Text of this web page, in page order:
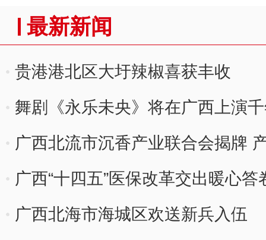
最新新闻
贵港港北区大圩辣椒喜获丰收
舞剧《永乐未央》将在广西上演
广西北流市沉香产业联合会揭牌
广西“十四五”医保改革交出暖心答
广西北海市海城区欢送新兵入伍